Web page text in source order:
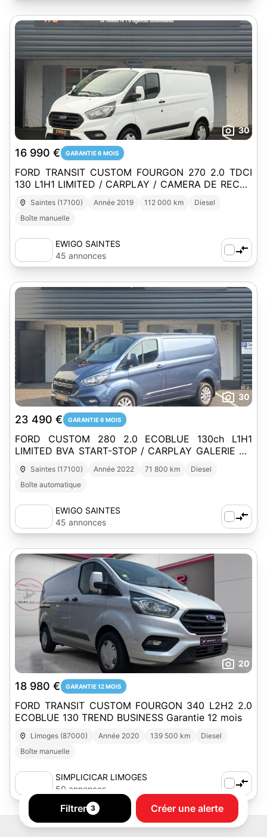
30
16 990 € GARANTIE 6 MOIS
FORD TRANSIT CUSTOM FOURGON 270 2.0 TDCI
130 L1H1 LIMITED / CARPLAY / CAMERA DE RECUL
/ ATTELAGE
Saintes (17100) Année 2019 112 000 km
Diesel
Boîte manuelle
EWIGO SAINTES
45 annonces
30
23 490 € GARANTIE 6 MOIS
FORD CUSTOM 280 2.0 ECOBLUE 130ch L1H1
LIMITED BVA START-STOP / CARPLAY GALERIE DE
TOIT REPLIABLE 1ERE MAIN
Saintes (17100) Année 2022 71 800 km
Diesel
Boîte automatique
EWIGO SAINTES
45 annonces
20
18 980 € GARANTIE 12 MOIS
FORD TRANSIT CUSTOM FOURGON 340 L2H2 2.0
ECOBLUE 130 TREND BUSINESS Garantie 12 mois
Limoges (87000) Année 2020 139 500 km
Diesel
Boîte manuelle
SIMPLICICAR LIMOGES
50 annonces
Filtrer 3 Créer une alerte